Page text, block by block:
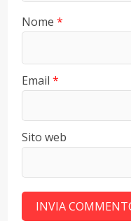
Nome*
Email*
Sito web